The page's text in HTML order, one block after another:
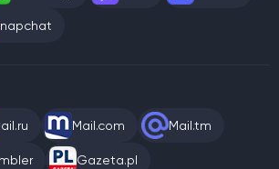
Mail.com Mail.tm
Gazeta.pl